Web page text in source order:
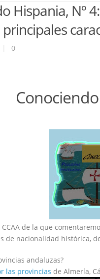
Hispania, Nº
0
de la que
de nacionalidad histórica,
andaluzas?
las provincias de Almería,